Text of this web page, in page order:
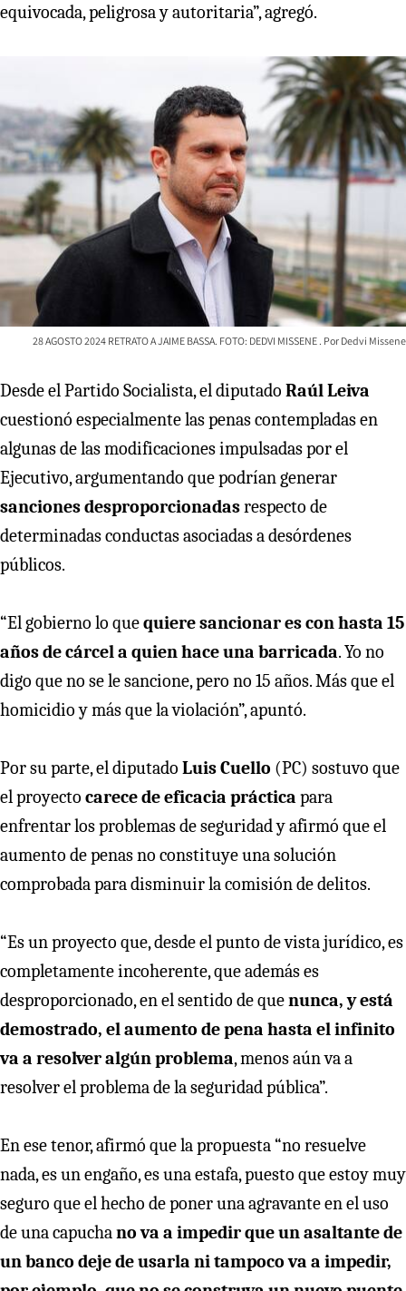
equivocada, peligrosa y autoritaria”, agregó.
28 AGOSTO 2024 RETRATO A JAIME BASSA. FOTO: DEDVI MISSENE Dedvi Missene
Desde el Partido Socialista, el diputado Raúl Leiva
cuestionó especialmente las penas contempladas en
algunas de las modificaciones impulsadas por el
Ejecutivo, argumentando que podrían generar
sanciones desproporcionadasrespecto de
determinadas conductas asociadas a desórdenes
públicos.
“El gobierno lo quequiere sancionar es con hasta 15
años de cárcel a quien hace una barricada. Yo no
digo que no se le sancione, pero no 15 años. Más que el
homicidio y más que la violación”, apuntó.
Por su parte, el diputado Luis Cuello (PC) sostuvo que
el proyecto carece de eficacia práctica para
enfrentar los problemas de seguridad y afirmó que el
aumento de penas no constituye una solución
comprobada para disminuir la comisión de delitos.
“Es un proyecto que, desde el punto de vista jurídico, es
completamente incoherente, que además es
desproporcionado, en el sentido de quenunca, y está
demostrado, el aumento de pena hasta el infinito
va a resolver algún problema, menos aún va a
resolver el problema de la seguridad pública”.
En ese tenor, afirmó que la propuesta “no resuelve
nada, es un engaño, es una estafa, puesto que estoy muy
seguro que el hecho de poner una agravante en el uso
de una capuchano va a impedir que un asaltante de
un banco deje de usarla ni tampoco va a impedir,